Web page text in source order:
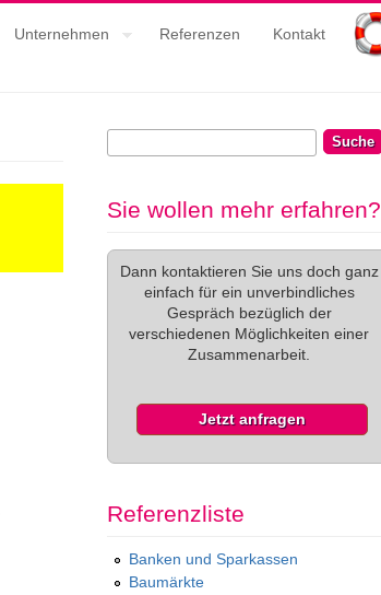
Unternehmen Referenzen Kontakt
Suchformular
Suche
Sie wollen mehr erfahren?
Dann kontaktieren Sie uns doch ganz
einfach für ein unverbindliches
Gespräch bezüglich der
verschiedenen Möglichkeiten einer
Zusammenarbeit.
Jetzt anfragen
Referenzliste
Banken und Sparkassen
Baumärkte